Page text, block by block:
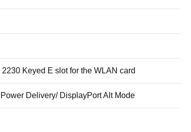
Keyed E slot for the WLAN card
Delivery/ DisplayPort Alt Mode